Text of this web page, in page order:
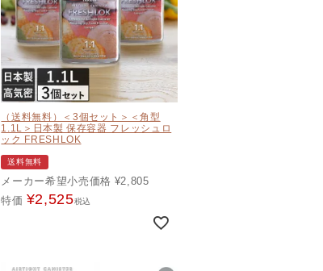
（送料無料）＜3個セット＞＜角型
1.1L＞日本製 保存容器 フレッシュロ
ック FRESHLOK
送料無料
メーカー希望小売価格 ¥2,805
特価 ¥2,525税込